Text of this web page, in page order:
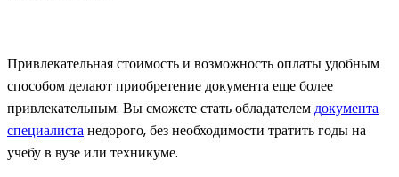
Привлекательная стоимость и возможность оплаты удобным
способом делают приобретение документа еще более
привлекательным. Вы сможете стать обладателемдокумента
специалистанедорого, без необходимости тратить годы на
учебу в вузе или техникуме.